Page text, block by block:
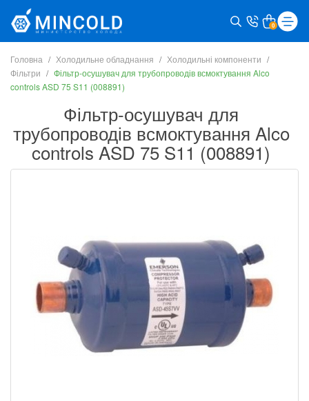
0
Головна Холодильне обладнання
Холодильні компоненти
Фільтри
Фільтр-осушувач для трубопроводів всмоктування Alco
controls ASD 75 S11 (008891)
Фільтр-осушувач для
трубопроводів всмоктування Alco
controls ASD 75 S11 (008891)